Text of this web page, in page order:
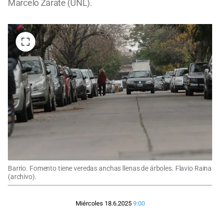
Marcelo Zárate (UNL).
Barrio. Fomento tiene veredas anchas llenas de árboles. Flavio Raina
(archivo).
Miércoles 18.6.2025 9:00